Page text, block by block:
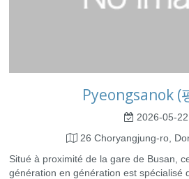
Pyeongsanok (
2026-05-22
26 Choryangjung-ro,
Situé à proximité de la gare de Busan,
génération en génération est spécialisé